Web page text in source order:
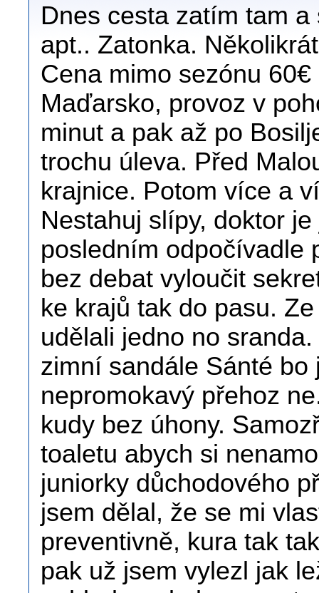
Dnes cesta zatím tam
apt.. Zatonka.
Cena mimo sezónu
Maďarsko, provoz v
minut a pak až po
trochu úleva. Před
krajnice. Potom více a
Nestahuj slípy, doktor
posledním odpočívadle
bez debat vyloučit
ke krajů tak do pasu.
udělali jedno no
zimní sandále Sánté
nepromokavý přehoz
kudy bez úhony.
toaletu abych si
juniorky důchodového
jsem dělal, že se mi
preventivně, kura tak
pak už jsem vylezl jak